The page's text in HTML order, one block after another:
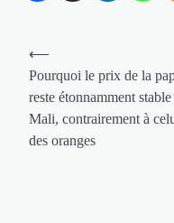
Navigation
de
l’article
⟵
Pourquoi le prix de la
reste étonnamment stable
Mali, contrairement à
des oranges